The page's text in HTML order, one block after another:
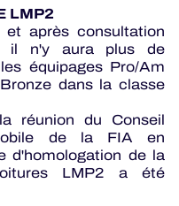
LMP2
après consultation
il n'y aura plus de
équipages Pro/Am
dans la classe
réunion du Conseil
de la FIA en
d'homologation de la
LMP2 a été